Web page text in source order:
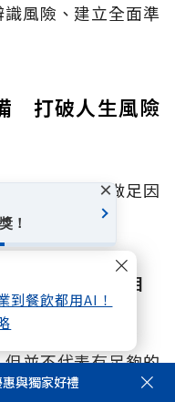
到餐飲都用AI！
風險、建立全面準
打破人生風險
我們該如何做足因
動：
網絡，正視「自
並不代表有足夠的
網絡時，可能因資
與獨家好禮
！
×